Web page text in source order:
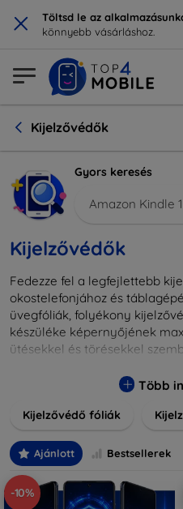
× Töltsd le az
könnyebb vásárláshoz.
Kijelzővédők
Gyors keresés
Amazon Kindle
Kijelzővédők
Fedezze fel a legfejlettebb
okostelefonjához és
üvegfóliák, folyékony
készüléke képernyőjének
ütésekkel és törésekkel
hanem kristálytiszta képet is
méretű és stílusú
Legyen szó teljes fedésről
minőséget szem előtt tartva
minden eszközre.
Több
Kijelzővédő fóliák
Ajánlott Bestsellerek
-10%